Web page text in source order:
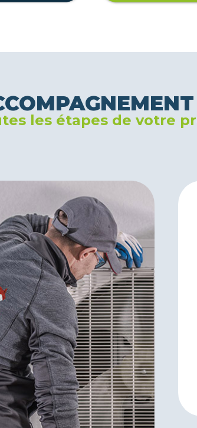
les étapes de votre